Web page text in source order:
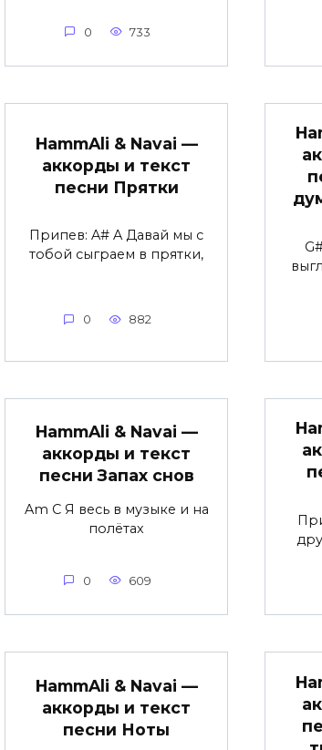
0 733
HammAli & Navai —
аккорды и текст
песни Прятки
Припев: A# A Давай мы с
тобой сыграем в прятки,
0 882
HammAli & Navai —
аккорды и текст
песни Запах снов
Am C Я весь в музыке и на
полётах
0 609
HammAli & Navai —
аккорды и текст
песни Ноты